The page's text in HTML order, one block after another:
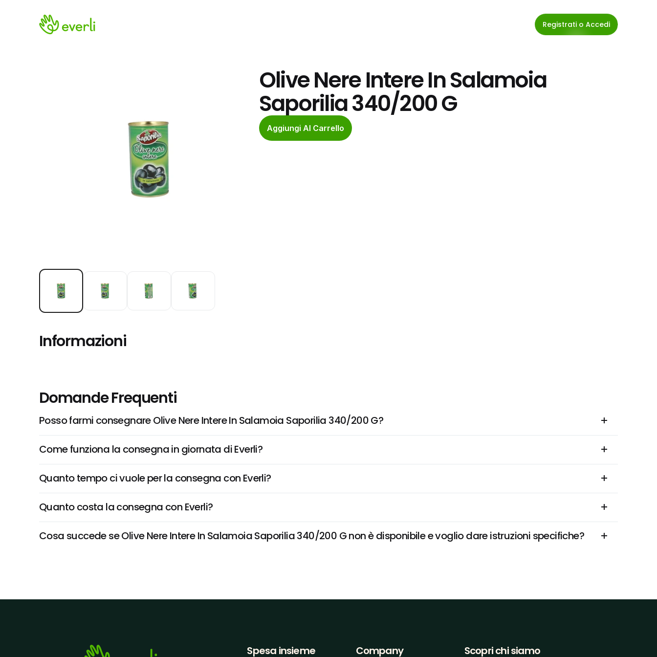
Registrati o Accedi
Olive Nere Intere In Salamoia
Saporilia 340/200 G
Aggiungi Al Carrello
Informazioni
Domande Frequenti
Posso farmi consegnare Olive Nere Intere In Salamoia Saporilia 340/200 G?
Come funziona la consegna in giornata di Everli?
Quanto tempo ci vuole per la consegna con Everli?
Quanto costa la consegna con Everli?
Cosa succede se Olive Nere Intere In Salamoia Saporilia 340/200 G non è disponibile e voglio dare istruzioni specifiche?
Spesa insieme Company Scopri chi siamo